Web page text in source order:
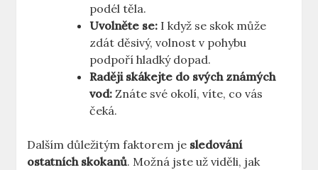
podél těla.
Uvolněte se: I když se skok může
zdát děsivý, volnost v pohybu
podpoří hladký dopad.
Raději skákejte do svých známých
vod: Znáte své okolí, víte, co vás
čeká.
Dalším důležitým faktorem je sledování
ostatních skokanů. Možná jste už viděli, jak